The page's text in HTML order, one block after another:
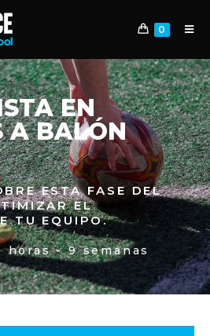
0
EN
A BALÓN
ESTA FASE DEL
EL
TU EQUIPO.
horas - 9 semanas